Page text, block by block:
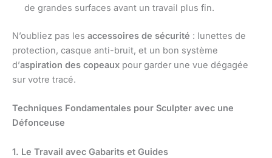
de grandes surfaces avant un travail plus fin.
N’oubliez pas les accessoires de sécurité : lunettes de
protection, casque anti-bruit, et un bon système
d’aspiration des copeaux pour garder une vue dégagée
sur votre tracé.
Techniques Fondamentales pour Sculpter avec une
Défonceuse
1. Le Travail avec Gabarits et Guides